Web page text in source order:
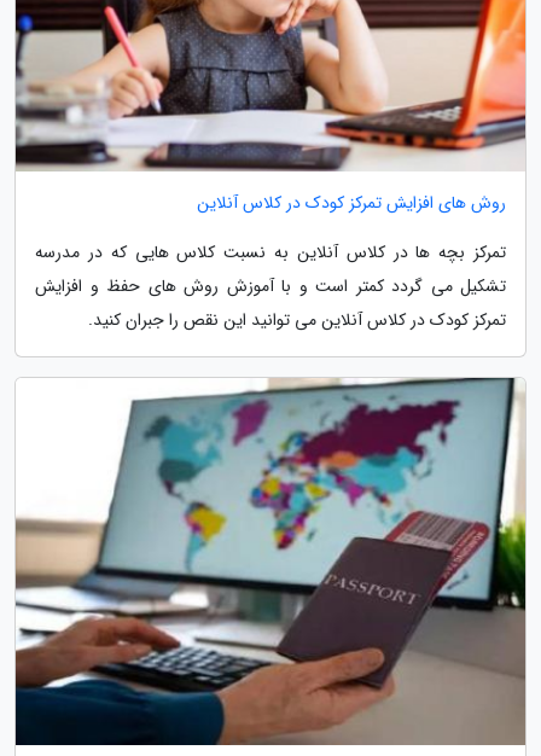
روش های افزایش تمرکز کودک در کلاس آنلاین
تمرکز بچه ها در کلاس آنلاین به نسبت کلاس هایی که در مدرسه
تشکیل می گردد کمتر است و با آموزش روش های حفظ و افزایش
تمرکز کودک در کلاس آنلاین می توانید این نقص را جبران کنید.